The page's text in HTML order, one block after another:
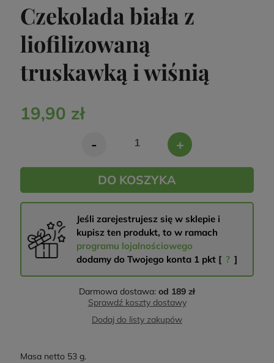
Czekolada biała z
liofilizowaną
truskawką i wiśnią
19,90 zł
- +
DO KOSZYKA
Jeśli zarejestrujesz się w sklepie i
kupisz ten produkt, to w ramach
programu lojalnościowego
dodamy do Twojego konta 1pkt [ ? ]
Darmowa dostawa: od 189 zł
Sprawdź koszty dostawy
Dodaj do listy zakupów
Masa netto 53 g.